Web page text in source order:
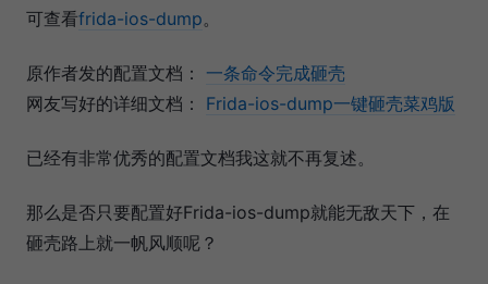
可查看frida-ios-dump。
原作者发的配置文档： 一条命令完成砸壳
网友写好的详细文档： Frida-ios-dump一键砸壳菜鸡版
已经有非常优秀的配置文档我这就不再复述。
那么是否只要配置好Frida-ios-dump就能无敌天下，在
砸壳路上就一帆风顺呢？